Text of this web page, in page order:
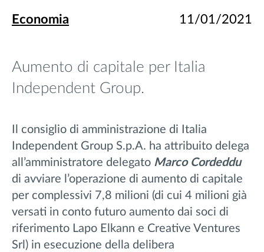
Economia 11/01/2021
Aumento di capitale per Italia
Independent Group.
Il consiglio di amministrazione di Italia
Independent Group S.p.A. ha attribuito delega
all’amministratore delegato Marco Cordeddu
di avviare l’operazione di aumento di capitale
per complessivi 7,8 milioni (di cui 4 milioni già
versati in conto futuro aumento dai soci di
riferimento Lapo Elkann e Creative Ventures
Srl) in esecuzione della delibera